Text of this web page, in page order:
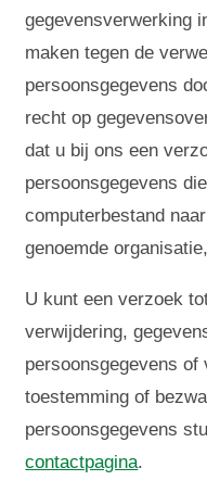
gegevensverwerking
maken tegen de
persoonsgegevens
recht op
dat u bij ons een
persoonsgegevens
computerbestand
genoemde
U kunt een verzoek
verwijdering,
persoonsgegevens
toestemming of
persoonsgegevens
contactpagina.